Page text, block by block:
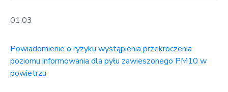
01.03
Powiadomienie o ryzyku wystąpienia przekroczenia
poziomu informowania dla pyłu zawieszonego PM10 w
powietrzu